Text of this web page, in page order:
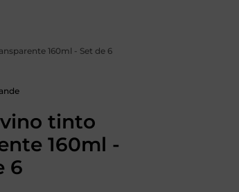
160ml - Set de 6
tinto
160ml -
6